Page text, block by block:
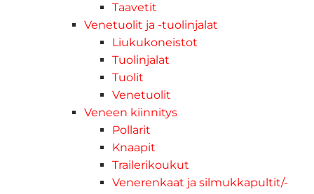
Taavetit
Venetuolit ja -tuolinjalat
Liukukoneistot
Tuolinjalat
Tuolit
Venetuolit
Veneen kiinnitys
Pollarit
Knaapit
Trailerikoukut
Venerenkaat ja silmukkapultit/-